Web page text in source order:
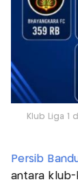
Klub Liga 1
Persib
antara klub-